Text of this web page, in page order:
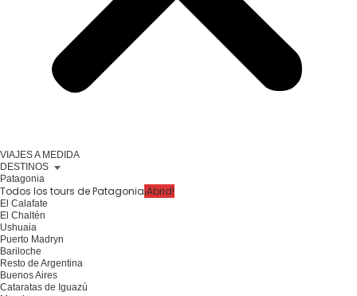
VIAJES A MEDIDA
DESTINOS
Patagonia
Todos los tours de Patagonia¡Abrid!
El Calafate
El Chaltén
Ushuaia
Puerto Madryn
Bariloche
Resto de Argentina
Buenos Aires
Cataratas de Iguazú